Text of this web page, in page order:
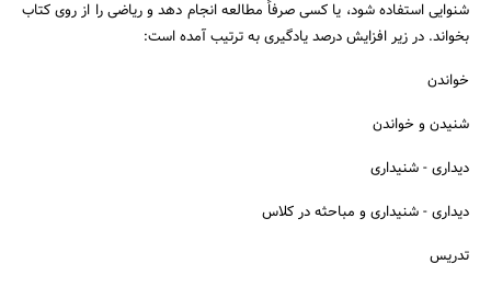
شنوایی استفاده شود، یا کسی صرفاً مطالعه انجام دهد و ریاضی را از روی کتاب
بخواند. در زیر افزایش درصد یادگیری به ترتیب آمده است:
خواندن
شنیدن و خواندن
دیداری - شنیداری
دیداری - شنیداری و مباحثه در کلاس
تدریس